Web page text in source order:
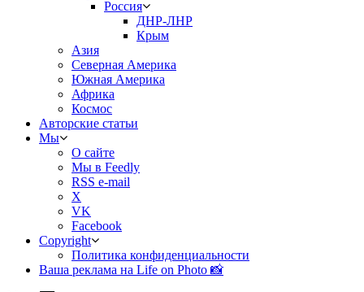
Россия
ДНР-ЛНР
Крым
Азия
Северная Америка
Южная Америка
Африка
Космос
Авторские статьи
Мы
О сайте
Мы в Feedly
RSS e-mail
X
VK
Facebook
Copyright
Политика конфиденциальности
Ваша реклама на Life on Photo 📸